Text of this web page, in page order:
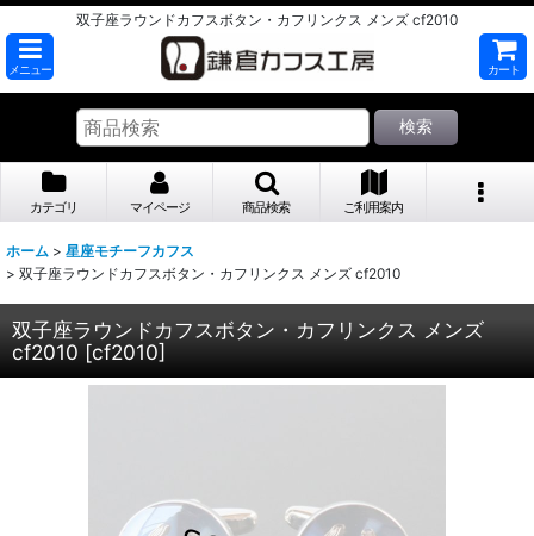
双子座ラウンドカフスボタン・カフリンクス メンズ cf2010
メニュー カート
検索
カテゴリ マイページ 商品検索 ご利用案内
ホーム > 星座モチーフカフス
> 双子座ラウンドカフスボタン・カフリンクス メンズ cf2010
双子座ラウンドカフスボタン・カフリンクス メンズ
cf2010 [cf2010]